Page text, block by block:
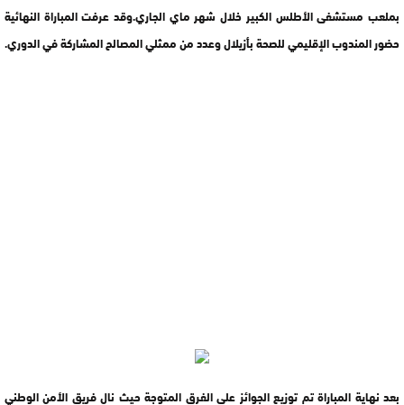
بملعب مستشفى الأطلس الكبير خلال شهر ماي الجاري.وقد عرفت المباراة النهائية
حضور المندوب الإقليمي للصحة بأزيلال وعدد من ممثلي المصالح المشاركة في الدوري.
بعد نهاية المباراة تم توزيع الجوائز على الفرق المتوجة حيث نال فريق الأمن الوطني